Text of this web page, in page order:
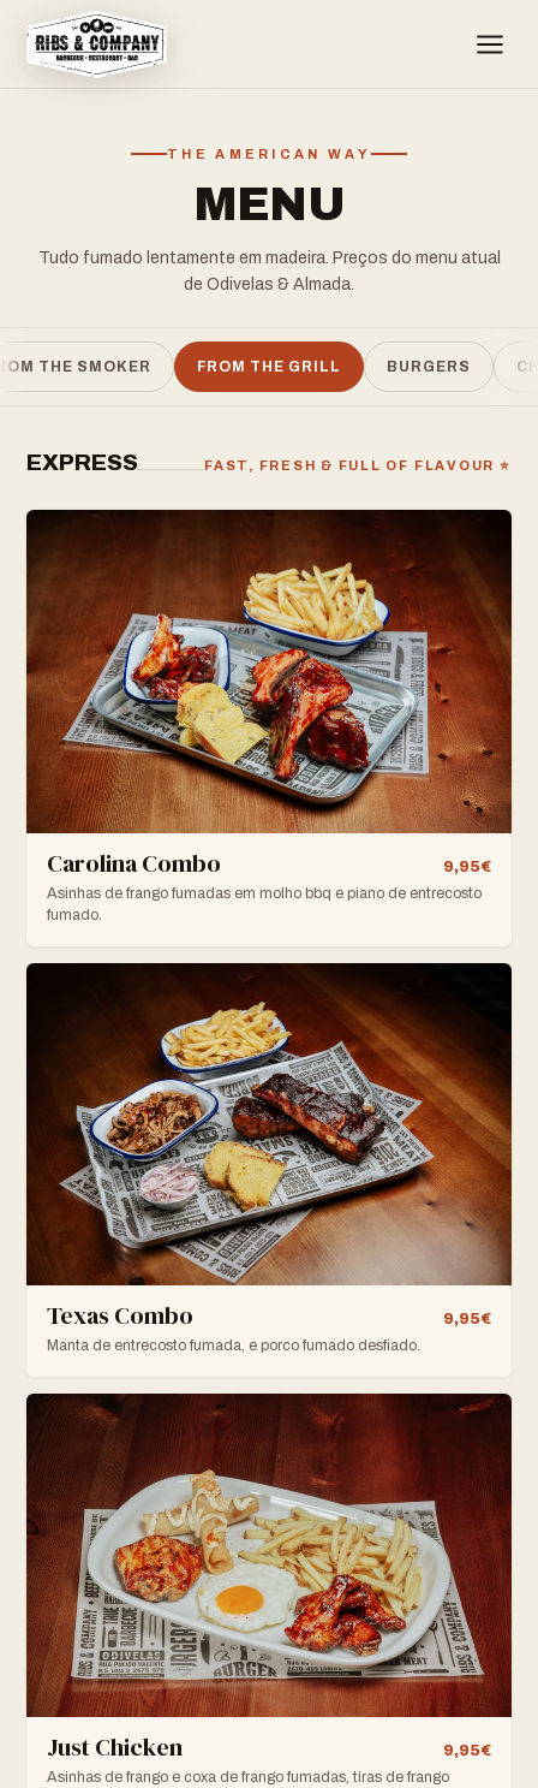
THE AMERICAN WAY
MENU
Tudo fumado lentamente em madeira. Preços do menu atual
de Odivelas & Almada.
THE SMOKER FROM THE GRILL BURGERS
EXPRESS FAST, FRESH & FULL OF FLAVOUR ⭐
Carolina Combo
9,95€
Asinhas de frango fumadas em molho bbq e piano de entrecosto
fumado.
Texas Combo
9,95€
Manta de entrecosto fumada, e porco fumado desfiado.
Just Chicken
9,95€
Asinhas de frango e coxa de frango fumadas, tiras de frango